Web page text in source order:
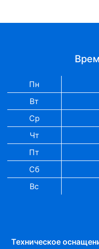
Пн
Вт
Ср
Чт
Пт
Сб
Вс
Техническое